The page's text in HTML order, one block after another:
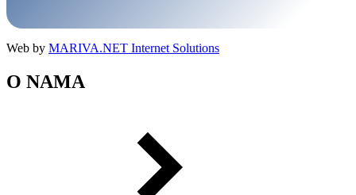
Web by MARIVA.NET Internet Solutions
O NAMA